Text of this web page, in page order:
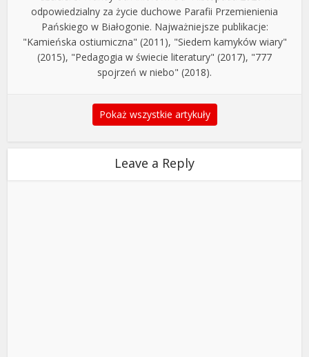
odpowiedzialny za życie duchowe Parafii Przemienienia
Pańskiego w Białogonie. Najważniejsze publikacje:
"Kamieńska ostiumiczna" (2011), "Siedem kamyków wiary"
(2015), "Pedagogia w świecie literatury" (2017), "777
spojrzeń w niebo" (2018).
Pokaż wszystkie artykuły
Leave a Reply